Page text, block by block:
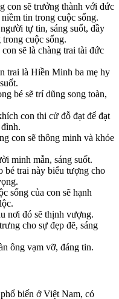
con sẽ trưởng thành với đức
tin trong cuộc sống.
tự tin, sáng suốt, đầy
cuộc sống.
sẽ là chàng trai tài đức
trai là Hiền Minh ba mẹ hy
bé sẽ trí dũng song toàn,
con thi cử đỗ đạt để đạt
con sẽ thông minh và khỏe
minh mẫn, sáng suốt.
bé trai này biểu tượng cho
sống của con sẽ hạnh
nơi đó sẽ thịnh vượng.
cho sự đẹp đẽ, sáng
ông vạm vỡ, đáng tin.
biến ở Việt Nam, có